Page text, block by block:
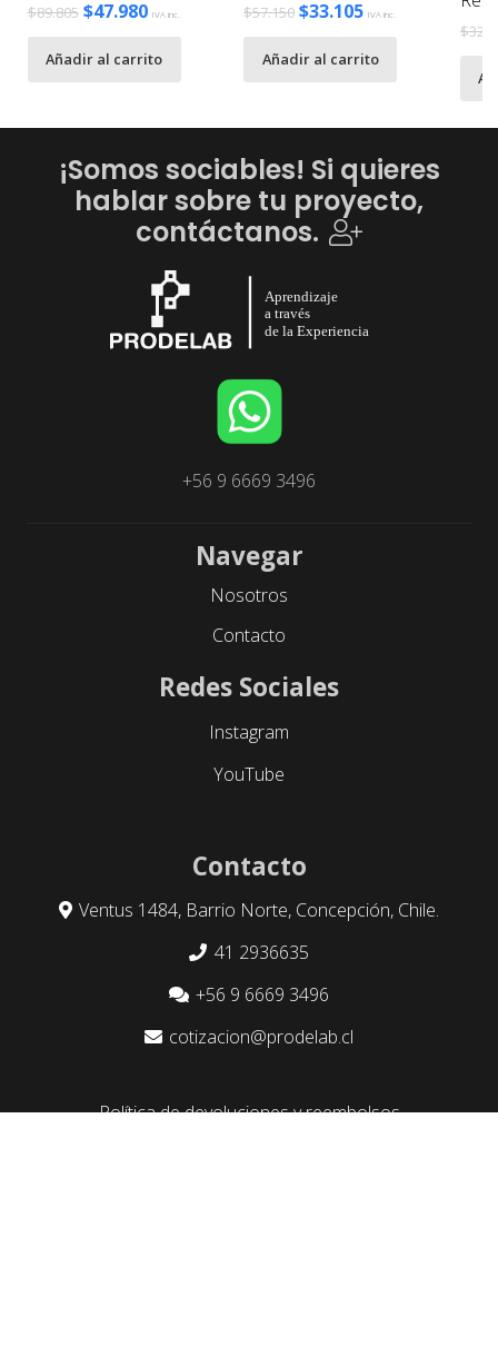
$89.805 El
original
$89.805.
$47.980El
actual
$47.980.
IVA inc.
Añadir al carrito
$57.150 El
original
$57.150.
$33.105El
actual
$33.105.
IVA inc.
Añadir al carrito
$
¡Somos sociables! Si quieres
hablar sobre tu proyecto,
contáctanos.
+56 9 6669 3496
Navegar
Nosotros
Contacto
Redes Sociales
Instagram
YouTube
Contacto
Ventus 1484, Barrio Norte, Concepción, Chile.
41 2936635
+56 9 6669 3496
cotizacion@prodelab.cl
Política de devoluciones y reembolsos